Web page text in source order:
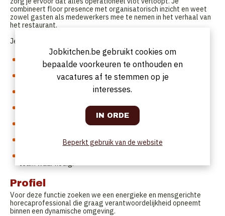
combineert floor presence met organisatorisch inzicht en weet
zowel gasten als medewerkers mee te nemen in het verhaal van
het restaurant.
Je verantwoordelijkheden:
Je stuurt het zaalteam aan en zorgt voor een positieve en
motiverende werksfeer.
Je staat in voor de planning, onboarding en begeleiding van
Je bewaakt de kwaliteit van service en zorgt ervoor dat
Je volgt stockbeheer, bestellingen en operationele
administratie nauwkeurig op.
Je analyseert resultaten en denkt actief mee over
Je werkt samen met het regionale management en
rapporteert over de prestaties van de vestiging.
team waar nodig.
Profiel
Voor deze functie zoeken we een energieke en mensgerichte
horecaprofessional die graag verantwoordelijkheid opneemt
binnen een dynamische omgeving.
Jobkitchen.be gebruikt cookies om
bepaalde voorkeuren te onthouden en
vacatures af te stemmen op je
interesses.
Beperkt gebruik van de website